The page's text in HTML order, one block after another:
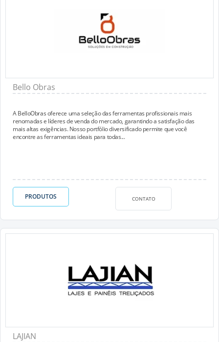
Bello Obras
A BelloObras oferece uma seleção das ferramentas profissionais mais
renomadas e líderes de venda do mercado, garantindo a satisfação das
mais altas exigências. Nosso portfólio diversificado permite que você
encontre as ferramentas ideais para todas...
PRODUTOS CONTATO
LAJIAN